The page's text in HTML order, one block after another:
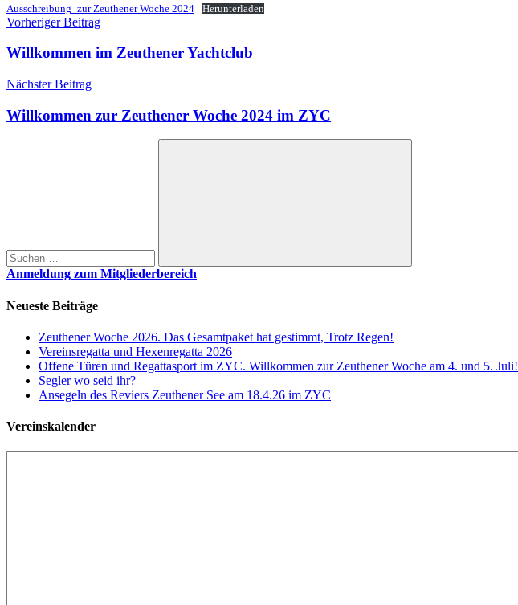
Ausschreibung_zur Zeuthener Woche 2024 Herunterladen
Beitragsnavigation
Vorheriger Beitrag
Willkommen im Zeuthener Yachtclub
Nächster Beitrag
Willkommen zur Zeuthener Woche 2024 im ZYC
Suchen
Anmeldung zum Mitgliederbereich
Neueste Beiträge
Zeuthener Woche 2026. Das Gesamtpaket hat gestimmt, Trotz Regen!
Vereinsregatta und Hexenregatta 2026
Offene Türen und Regattasport im ZYC. Willkommen zur Zeuthener Woche am 4. und 5. Juli!
Segler wo seid ihr?
Ansegeln des Reviers Zeuthener See am 18.4.26 im ZYC
Vereinskalender